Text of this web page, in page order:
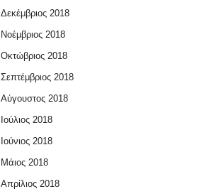
Δεκέμβριος 2018
Νοέμβριος 2018
Οκτώβριος 2018
Σεπτέμβριος 2018
Αύγουστος 2018
Ιούλιος 2018
Ιούνιος 2018
Μάιος 2018
Απρίλιος 2018